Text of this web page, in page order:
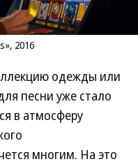
2016
одежды или
песни уже стало
в атмосферу
многим. На это